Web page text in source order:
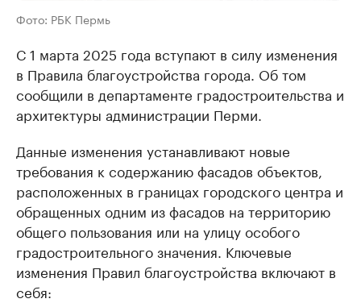
Фото: РБК Пермь
С 1 марта 2025 года вступают в силу изменения
в Правила благоустройства города. Об том
сообщили в департаменте градостроительства и
архитектуры администрации Перми.
Данные изменения устанавливают новые
требования к содержанию фасадов объектов,
расположенных в границах городского центра и
обращенных одним из фасадов на территорию
общего пользования или на улицу особого
градостроительного значения. Ключевые
изменения Правил благоустройства включают в
себя: